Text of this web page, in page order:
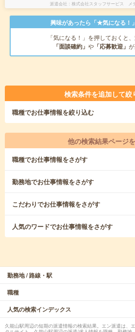
派遣会社 株式会社スタッフサービス メ
興味があったら「★気になる！
「気になる！」を押しておくと
「面談確約」 や 「応募歓迎」
検索条件を追加して絞
職種でお仕事情報を絞り込む
他の検索結果ページ
職種でお仕事情報をさがす
勤務地でお仕事情報をさがす
こだわりでお仕事情報をさがす
人気のワードでお仕事情報をさがす
勤務地 / 路線・駅
職種
人気の検索インデックス
久能山駅周辺の短期の派遣情報の検索結果。エン派遣は、